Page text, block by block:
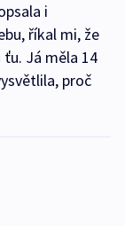
i
říkal mi, že
Já měla 14
proč